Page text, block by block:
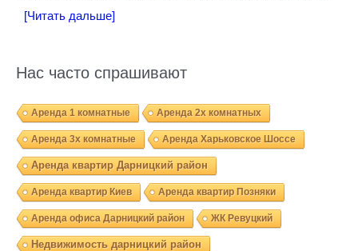
[Читать дальше]
Нас часто спрашивают
Аренда 1 комнатные Аренда 2х комнатных
Аренда 3х комнатные Аренда Харьковское Шоссе
Аренда квартир Дарницкий район
Аренда квартир Киев Аренда квартир Позняки
Аренда офиса Дарницкий район ЖК Ревуцкий
Недвижимость дарницкий район